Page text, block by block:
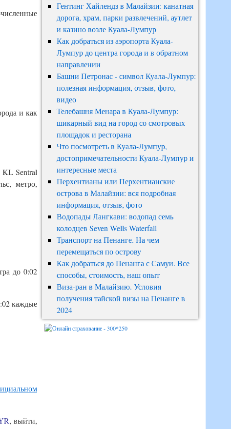
и как
KL Sentral
метро,
до 0:02
каждые
, выйти,
Гентинг Хайлендз в Малайзии: канатная
дорога, храм, парки развлечений, аутлет
и казино возле Куала-Лумпур
Как добраться из аэропорта Куала-
Лумпур до центра города и в обратном
направлении
Башни Петронас - символ Куала-Лумпур:
полезная информация, отзыв, фото,
видео
Телебашня Менара в Куала-Лумпур:
шикарный вид на город со смотровых
площадок и ресторана
Что посмотреть в Куала-Лумпур,
достопримечательности Куала-Лумпур и
интересные места
Перхентианы или Перхентианские
острова в Малайзии: вся подробная
информация, отзыв, фото
Водопады Лангкави: водопад семь
колодцев Seven Wells Waterfall
Транспорт на Пенанге. На чем
перемещаться по острову
Как добраться до Пенанга с Самуи. Все
способы, стоимость, наш опыт
Виза-ран в Малайзию. Условия
получения тайской визы на Пенанге в
2024